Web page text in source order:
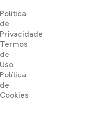
Política
de
Privacidade
Termos
de
Uso
Política
de
Cookies